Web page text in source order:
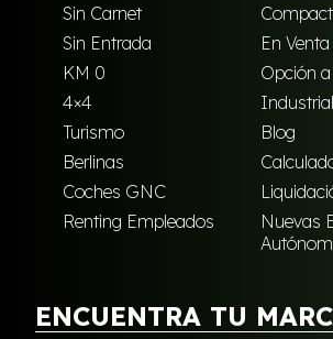
Sin Carnet
Sin Entrada
En Venta
KM 0
Opción
4×4
Turismo
Blog
Berlinas
Coches GNC
Renting Empleados
Nuevas
ENCUENTRA TU